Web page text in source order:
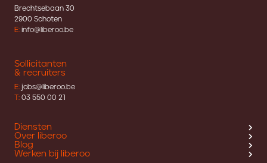
Brechtsebaan 30
2900 Schoten
E: info@liberoo.be
Sollicitanten
& recruiters
E: jobs@liberoo.be
T: 03 550 00 21
Diensten
Over liberoo
Blog
Werken bij liberoo